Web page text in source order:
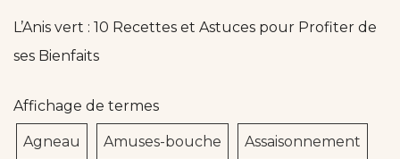
L’Anis vert : 10 Recettes et Astuces pour Profiter de
ses Bienfaits
Affichage de termes
Agneau Amuses-bouche Assaisonnement